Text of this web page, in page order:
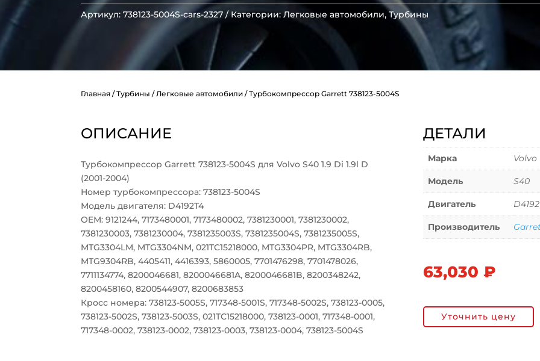
Артикул:738123-5004S-cars-2327 Категории:Легковые автомобили,Турбины
Главная /Турбины / Легковые автомобили / Турбокомпрессор Garrett 738123-5004S
ОПИСАНИЕ
Турбокомпрессор Garrett 738123-5004S для Volvo S40 1.9 Di 1.9l D
(2001-2004)
Номер турбокомпрессора: 738123-5004S
Модель двигателя: D4192T4
OEM: 9121244, 7173480001, 7173480002, 7381230001, 7381230002,
7381230003, 7381230004, 7381235003S, 7381235004S, 7381235005S,
MTG3304LM, MTG3304NM, 021TC15218000, MTG3304PR, MTG3304RB,
MTG9304RB, 4405411, 4416393, 5860005, 7701476298, 7701478026,
7711134774, 8200046681, 8200046681A, 8200046681B, 8200348242,
8200458160, 8200544907, 8200683853
Кросс номера: 738123-5005S, 717348-5001S, 717348-5002S, 738123-0005,
738123-5002S, 738123-5003S, 021TC15218000, 738123-0001, 717348-0001,
717348-0002, 738123-0002, 738123-0003, 738123-0004, 738123-5004S
ДЕТАЛИ
Марка Volvo
Модель S40
Двигатель
Производитель
63,030 ₽
Уточнить цену